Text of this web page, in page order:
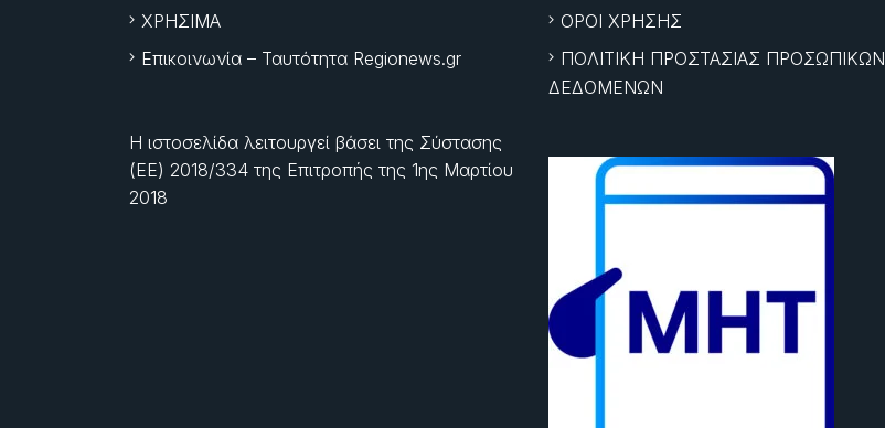
ΧΡΗΣΙΜΑ
Επικοινωνία – Ταυτότητα Regionews.gr
Η ιστοσελίδα λειτουργεί βάσει της Σύστασης
(ΕΕ) 2018/334 της Επιτροπής της 1ης Μαρτίου
2018
ΟΡΟΙ ΧΡΗΣΗΣ
ΠΟΛΙΤΙΚΗ ΠΡΟΣΤΑΣΙΑΣ ΠΡΟΣΩΠΙΚΩΝ
ΔΕΔΟΜΕΝΩΝ